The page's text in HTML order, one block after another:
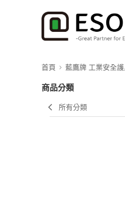
首頁 藍鷹牌 工業安全
商品分類
所有分類